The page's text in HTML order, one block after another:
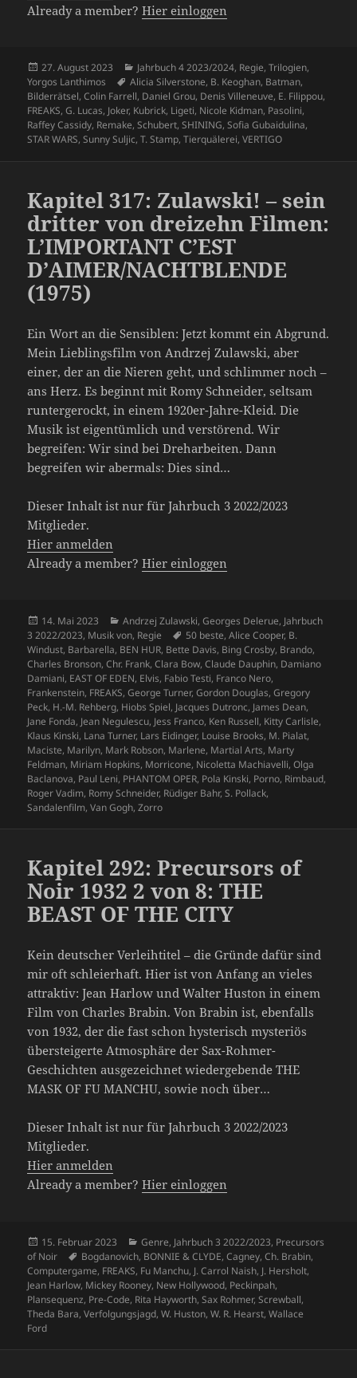
Already a member?Hier einloggen
Veröffentlicht
am
27. August 2023 Kategorien
Jahrbuch 4 2023/2024, Regie,Trilogien,
Yorgos Lanthimos
Schlagwörter
Alicia Silverstone, B. Keoghan, Batman,
Bilderrätsel,Colin Farrell, Daniel Grou, Denis Villeneuve, E. Filippou,
FREAKS,G. Lucas, Joker, Kubrick, Ligeti, Nicole Kidman, Pasolini,
Raffey Cassidy, Remake,Schubert,SHINING,Sofia Gubaidulina,
STAR WARS,Sunny Suljic,T. Stamp,Tierquälerei,VERTIGO
Kapitel 317: Zulawski! – sein
dritter von dreizehn Filmen:
L’IMPORTANT C’EST
D’AIMER/NACHTBLENDE
(1975)
Ein Wort an die Sensiblen: Jetzt kommt ein Abgrund.
Mein Lieblingsfilm von Andrzej Zulawski, aber
einer, der an die Nieren geht, und schlimmer noch –
ans Herz. Es beginnt mit Romy Schneider, seltsam
runtergerockt, in einem 1920er-Jahre-Kleid. Die
Musik ist eigentümlich und verstörend. Wir
begreifen: Wir sind bei Dreharbeiten. Dann
begreifen wir abermals: Dies sind…
Dieser Inhalt ist nur für Jahrbuch 3 2022/2023
Mitglieder.
Hier anmelden
Already a member?Hier einloggen
Veröffentlicht
am
14. Mai 2023 Kategorien
Andrzej Zulawski,Georges Delerue, Jahrbuch
3 2022/2023, Musik von, Regie Schlagwörter
50 beste,Alice Cooper, B.
Windust, Barbarella, BEN HUR, Bette Davis, Bing Crosby, Brando,
Charles Bronson,Chr. Frank,Clara Bow,Claude Dauphin, Damiano
Damiani, EAST OF EDEN, Elvis, Fabio Testi, Franco Nero,
Frankenstein, FREAKS,George Turner,Gordon Douglas,Gregory
Peck, H.-M. Rehberg, Hiobs Spiel, Jacques Dutronc, James Dean,
Jane Fonda, Jean Negulescu, Jess Franco, Ken Russell, Kitty Carlisle,
Klaus Kinski, Lana Turner, Lars Eidinger, Louise Brooks, M. Pialat,
Maciste, Marilyn, Mark Robson, Marlene, Martial Arts, Marty
Feldman, Miriam Hopkins, Morricone, Nicoletta Machiavelli,Olga
Baclanova, Paul Leni, PHANTOM OPER, Pola Kinski, Porno, Rimbaud,
Roger Vadim, Romy Schneider, Rüdiger Bahr,S. Pollack,
Sandalenfilm,Van Gogh,Zorro
Kapitel 292: Precursors of
Noir 1932 2 von 8: THE
BEAST OF THE CITY
Kein deutscher Verleihtitel – die Gründe dafür sind
mir oft schleierhaft. Hier ist von Anfang an vieles
attraktiv: Jean Harlow und Walter Huston in einem
Film von Charles Brabin. Von Brabin ist, ebenfalls
von 1932, der die fast schon hysterisch mysteriös
übersteigerte Atmosphäre der Sax-Rohmer-
Geschichten ausgezeichnet wiedergebende THE
MASK OF FU MANCHU, sowie noch über…
Dieser Inhalt ist nur für Jahrbuch 3 2022/2023
Mitglieder.
Hier anmelden
Already a member?Hier einloggen
Veröffentlicht
am
15. Februar 2023 Kategorien
Genre, Jahrbuch 3 2022/2023, Precursors
of Noir
Schlagwörter
Bogdanovich, BONNIE & CLYDE,Cagney,Ch. Brabin,
Computergame, FREAKS, Fu Manchu, J. Carrol Naish, J. Hersholt,
Jean Harlow, Mickey Rooney, New Hollywood, Peckinpah,
Plansequenz, Pre-Code, Rita Hayworth,Sax Rohmer,Screwball,
Theda Bara,Verfolgungsjagd,W. Huston,W. R. Hearst,Wallace
Ford